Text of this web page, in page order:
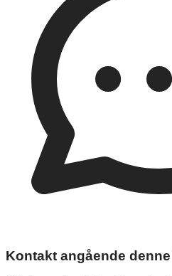
Kontakt angående